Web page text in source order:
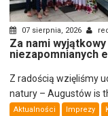
07 sierpnia, 2026
Za nami
niezapomnianych
Z radością wzięliśmy
natury – Augustów is
Aktualności Imprezy